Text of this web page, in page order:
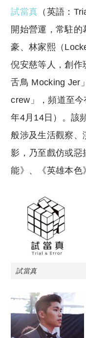
試當真 （英語：
開始營運，常駐
豪、林家熙（
倪安慈等人，創作
舌鳥 Mocking Jer
crew」，頻道至
年4月14日）。該
般涉及生活觀察、
影，乃至戲仿或惡
能》、《英雄本色
試當真